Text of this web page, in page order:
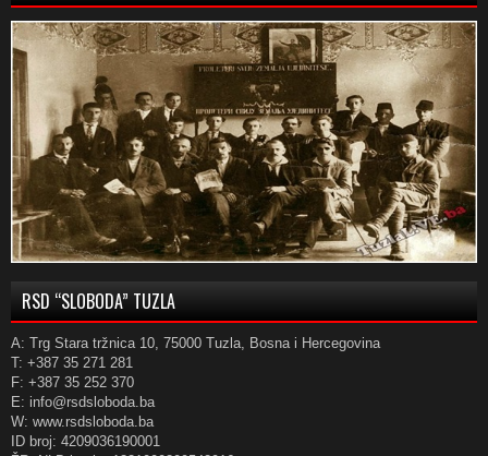
RSD “SLOBODA” TUZLA
A: Trg Stara tržnica 10, 75000 Tuzla, Bosna i Hercegovina
T: +387 35 271 281
F: +387 35 252 370
E: info@rsdsloboda.ba
W: www.rsdsloboda.ba
ID broj: 4209036190001